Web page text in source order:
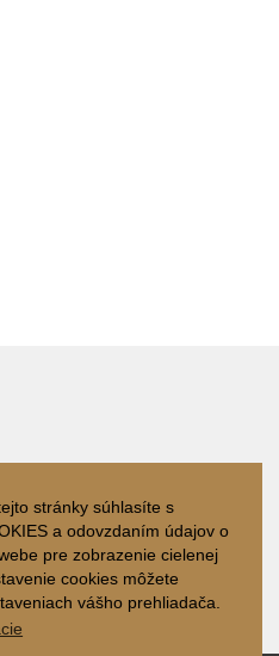
stránky súhlasíte s
a odovzdaním údajov o
pre zobrazenie cielenej
cookies môžete
vášho prehliadača.